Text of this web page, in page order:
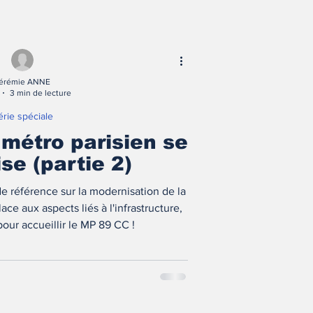
parisien se
(partie 2)
référence sur la modernisation de la
aux aspects liés à l'infrastructure,
accueillir le MP 89 CC !
spéciale
ANNE
3 min de lecture